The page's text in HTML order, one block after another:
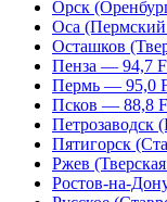
Орск
Оса
Осташков
Пенза — 94,7
Пермь — 95,0
Псков — 88,8
Петрозаводск
Пятигорск
Ржев
Ростов-на-